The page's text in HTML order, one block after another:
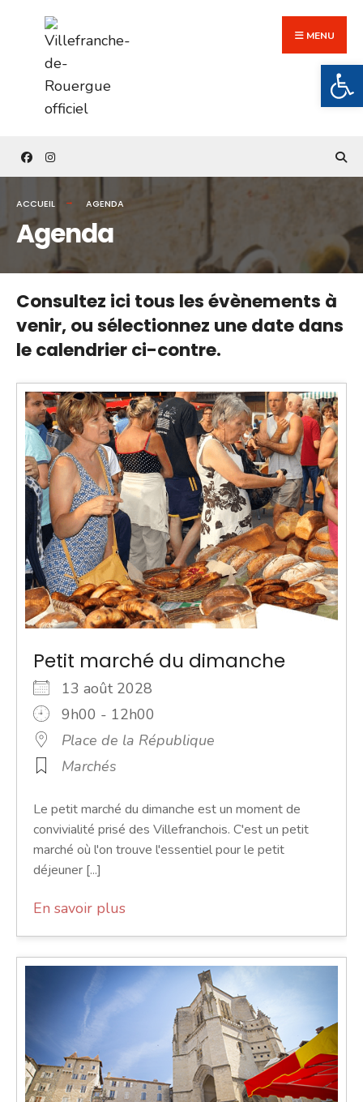
content
MENU
ACCUEIL AGENDA
Agenda
Consultez ici tous les évènements à
venir,ou sélectionnez une date dans
le calendrier ci-contre.
Petit marché du dimanche
13 août 2028
9h00 - 12h00
Place de la République
Marchés
Le petit marché du dimanche est un moment de
convivialité prisé des Villefranchois. C'est un petit
marché où l'on trouve l'essentiel pour le petit
déjeuner [...]
En savoir plus
for: